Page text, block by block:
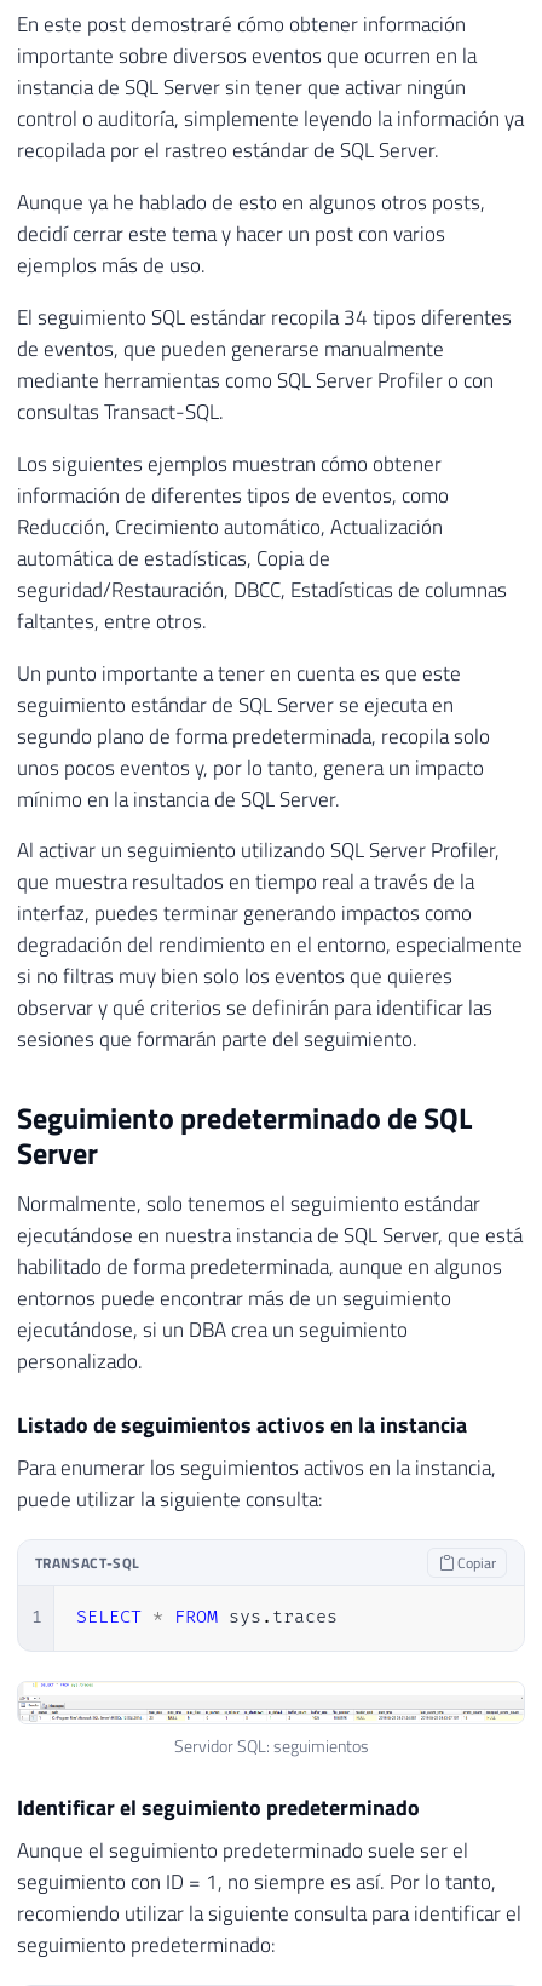
En este post demostraré cómo obtener información
importante sobre diversos eventos que ocurren en la
instancia de SQL Server sin tener que activar ningún
control o auditoría, simplemente leyendo la información ya
recopilada por el rastreo estándar de SQL Server.
Aunque ya he hablado de esto en algunos otros posts,
decidí cerrar este tema y hacer un post con varios
ejemplos más de uso.
El seguimiento SQL estándar recopila 34 tipos diferentes
de eventos, que pueden generarse manualmente
mediante herramientas como SQL Server Profiler o con
consultas Transact-SQL.
Los siguientes ejemplos muestran cómo obtener
información de diferentes tipos de eventos, como
Reducción, Crecimiento automático, Actualización
automática de estadísticas, Copia de
seguridad/Restauración, DBCC, Estadísticas de columnas
faltantes, entre otros.
Un punto importante a tener en cuenta es que este
seguimiento estándar de SQL Server se ejecuta en
segundo plano de forma predeterminada, recopila solo
unos pocos eventos y, por lo tanto, genera un impacto
mínimo en la instancia de SQL Server.
Al activar un seguimiento utilizando SQL Server Profiler,
que muestra resultados en tiempo real a través de la
interfaz, puedes terminar generando impactos como
degradación del rendimiento en el entorno, especialmente
si no filtras muy bien solo los eventos que quieres
observar y qué criterios se definirán para identificar las
sesiones que formarán parte del seguimiento.
Seguimiento predeterminado de SQL
Server
Normalmente, solo tenemos el seguimiento estándar
ejecutándose en nuestra instancia de SQL Server, que está
habilitado de forma predeterminada, aunque en algunos
entornos puede encontrar más de un seguimiento
ejecutándose, si un DBA crea un seguimiento
personalizado.
Listado de seguimientos activos en la instancia
Para enumerar los seguimientos activos en la instancia,
puede utilizar la siguiente consulta:
TRANSACT-SQL Copiar
1 SELECT * FROM sys . traces
Servidor SQL: seguimientos
Identificar el seguimiento predeterminado
Aunque el seguimiento predeterminado suele ser el
seguimiento con ID = 1, no siempre es así. Por lo tanto,
recomiendo utilizar la siguiente consulta para identificar el
seguimiento predeterminado: